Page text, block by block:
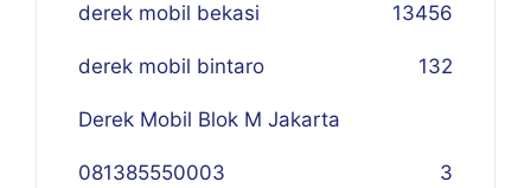
56
derek mobil bekasi 134
derek mobil bintaro 132
Derek Mobil Blok M Jakarta
081385550003 3